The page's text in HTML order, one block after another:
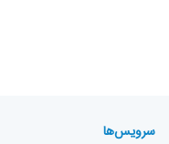
سرویس‌ها